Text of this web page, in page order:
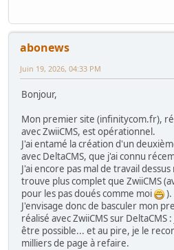
abonews
Juin 19, 2026, 04:33 PM
Bonjour,
Mon premier site (infinitycom.fr),
avec ZwiiCMS, est opérationnel.
J'ai entamé la création d'un
avec DeltaCMS, que j'ai connu
J'ai encore pas mal de travail
trouve plus complet que ZwiiCMS
pour les pas doués comme moi
).
J'envisage donc de basculer mon
réalisé avec ZwiiCMS sur DeltaCMS
être possible... et au pire, je le
milliers de page à refaire.